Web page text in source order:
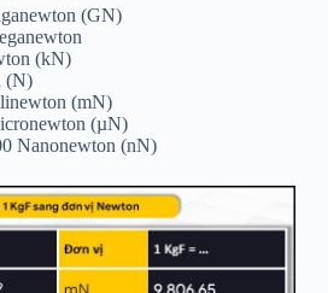
(GN)
(kN)
(N)
(mN)
(µN)
Nanonewton (nN)